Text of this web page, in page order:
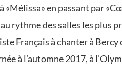
«Mélissa» en passant par
rythme des salles les plus
Français à chanter à
à l’automne 2017, à